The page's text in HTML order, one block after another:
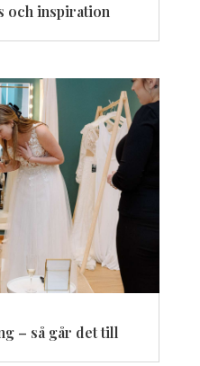
och inspiration
– så går det till